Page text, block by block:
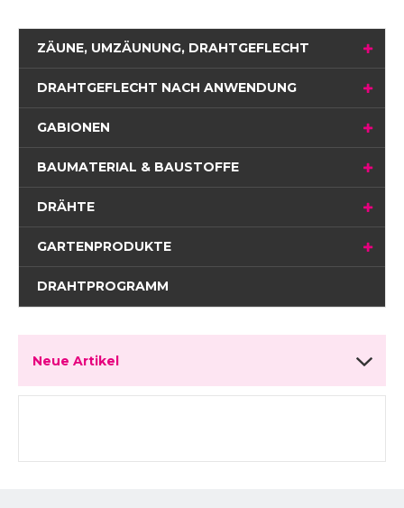
ZÄUNE, UMZÄUNUNG, DRAHTGEFLECHT
DRAHTGEFLECHT NACH ANWENDUNG
GABIONEN
BAUMATERIAL & BAUSTOFFE
DRÄHTE
GARTENPRODUKTE
DRAHTPROGRAMM
Neue Artikel